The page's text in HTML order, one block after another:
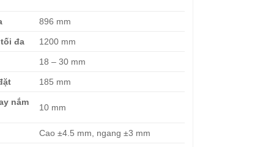
896 mm
đa 1200 mm
18 – 30 mm
185 mm
nắm
10 mm
Cao ±4.5 mm, ngang ±3 mm